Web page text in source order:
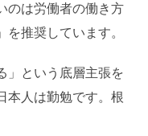
のは労働者の働き方
推奨しています。
」という底層主張を
本人は勤勉です。根